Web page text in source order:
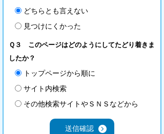
どちらとも言えない
見つけにくかった
Ｑ３ このページはどのようにしてたどり着きま
したか？
トップページから順に
サイト内検索
その他検索サイトやＳＮＳなどから